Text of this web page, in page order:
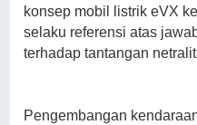
konsep mobil listrik eVX
selaku referensi atas
terhadap tantangan
Pengembangan